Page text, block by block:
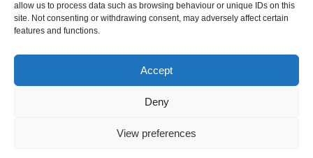
allow us to process data such as browsing behaviour or unique IDs on this
site. Not consenting or withdrawing consent, may adversely affect certain
features and functions.
Accept
Deny
View preferences
Donate Now